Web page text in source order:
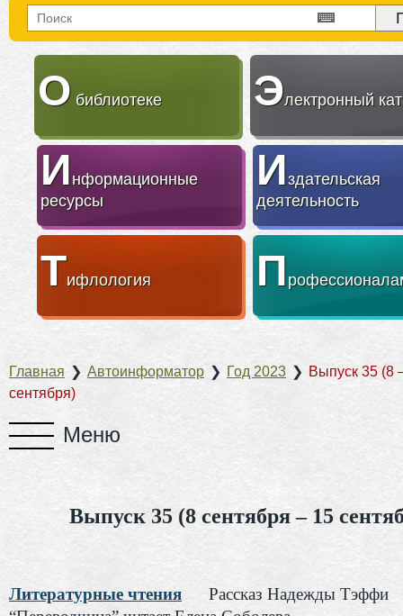
О библиотеке Электронный
Информационные
ресурсы
Издательская
деятельность
Тифлология П
Главная ❯ Автоинформатор ❯ Год 2023 ❯ Выпуск 35 (8
сентября)
Выпуск 35 (8 сентября – 15
Литературные чтения
Рассказ Надежды Тэффи